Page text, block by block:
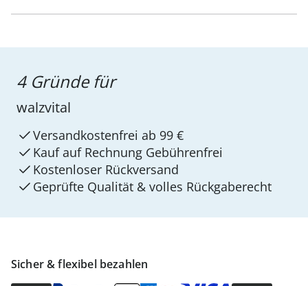
Sicher & flexibel bezahlen
4 Gründe für
walzvital
Versandkostenfrei ab 99 €
Kauf auf Rechnung Gebührenfrei
Kostenloser Rückversand
Geprüfte Qualität & volles Rückgaberecht